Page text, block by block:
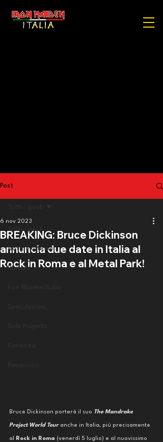
Post
Notizie ufficiali
Rumors
BREAKING: Bruce Dickinson
annuncia due date in Italia al
Rock in Roma e al Metal Park!
6 nov 2023
Bruce Dickinson porterà il suo The Mandrake
Project World Tour anche in Italia, più precisamente
al Rock in Roma (venerdì 5 luglio) e al nuovissimo